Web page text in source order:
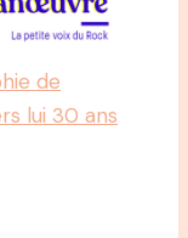
de
lui 30 ans